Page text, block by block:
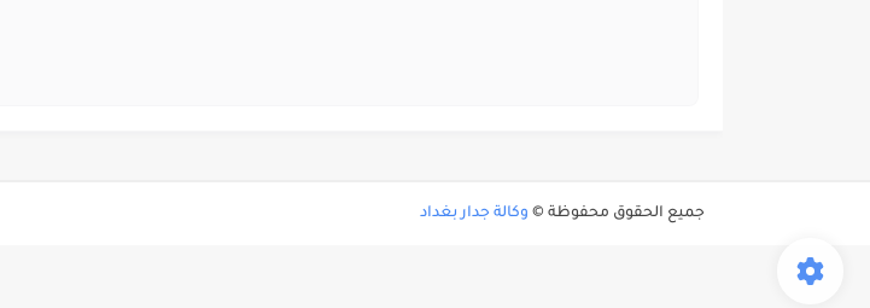
جميع الحقوق محفوظة © وكالة جدار بغداد